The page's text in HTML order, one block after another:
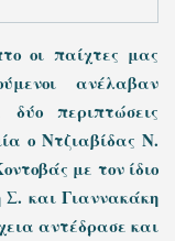
οι παίχτες μας
ανέλαβαν
περιπτώσεις
ο Ντζιαβίδας Ν.
με τον ίδιο
και Γιαννακάκη
αντέδρασε και